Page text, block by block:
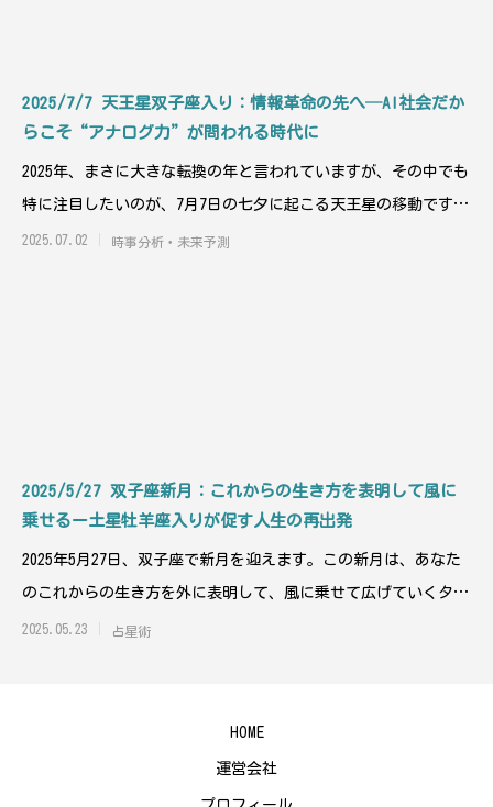
2025/7/7 天王星双子座入り：情報革命の先へ─AI社会だか
らこそ“アナログ力”が問われる時代に
2025年、まさに大きな転換の年と言われていますが、その中でも
特に注目したいのが、7月7日の七夕に起こる天王星の移動です。
革命と変革
2025.07.02 時事分析・未来予測
2025/5/27 双子座新月：これからの生き方を表明して風に
乗せるー土星牡羊座入りが促す人生の再出発
2025年5月27日、双子座で新月を迎えます。この新月は、あなた
のこれからの生き方を外に表明して、風に乗せて広げていくタイ
ミングとなるで
2025.05.23 占星術
HOME
運営会社